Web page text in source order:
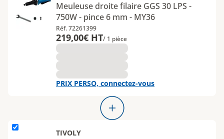
Meuleuse droite filaire GGS 30 LPS -
750W - pince 6 mm - MY36
Réf. 72261399
219,00€ HT/ 1 pièce
PRIX PERSO, connectez-vous
L'élément Fraise-lime 103171 carbure - Forme conique -
TIVOLY